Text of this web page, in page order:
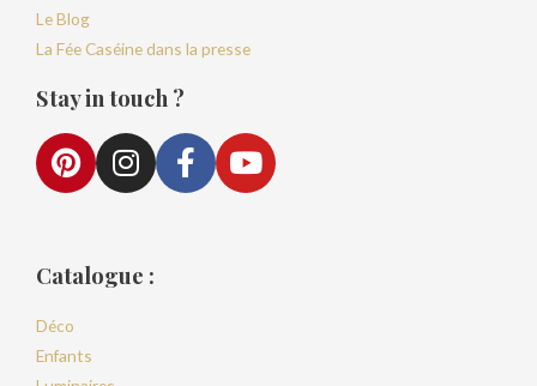
Le Blog
La Fée Caséine dans la presse
Stay in touch ?
Catalogue :
Déco
Enfants